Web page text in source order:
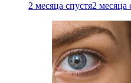
2 месяца спустя2 месяца